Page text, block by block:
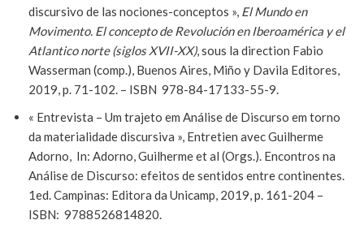
discursivo de las nociones-conceptos », El Mundo en
Movimento. El concepto de Revolución en Iberoamérica y el
Atlantico norte (siglos XVII-XX), sous la direction Fabio
Wasserman (comp.), Buenos Aires, Miño y Davila Editores,
2019, p. 71-102. – ISBN 978-84-17133-55-9.
« Entrevista – Um trajeto em Análise de Discurso em torno
da materialidade discursiva », Entretien avec Guilherme
Adorno, In: Adorno, Guilherme et al (Orgs.). Encontros na
Análise de Discurso: efeitos de sentidos entre continentes.
1ed. Campinas: Editora da Unicamp, 2019, p. 161-204 –
ISBN: 9788526814820.